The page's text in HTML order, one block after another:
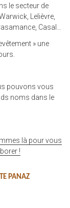
le secteur de
Lelièvre,
Casal…
» une
pouvons vous
noms dans le
là pour vous
!
PANAZ